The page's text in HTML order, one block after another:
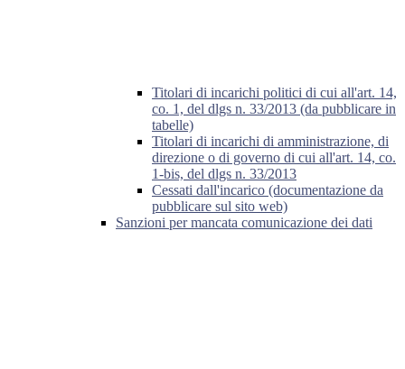
Titolari di incarichi politici di cui all'art. 14,
co. 1, del dlgs n. 33/2013 (da pubblicare in
tabelle)
Titolari di incarichi di amministrazione, di
direzione o di governo di cui all'art. 14, co.
1-bis, del dlgs n. 33/2013
Cessati dall'incarico (documentazione da
pubblicare sul sito web)
Sanzioni per mancata comunicazione dei dati